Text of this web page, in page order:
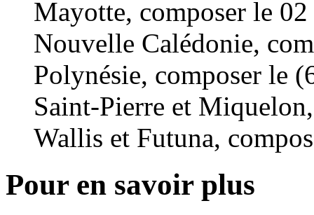
Mayotte, composer le
Nouvelle Calédonie,
Polynésie, composer le
Saint-Pierre et
Wallis et Futuna,
Pour en savoir plus